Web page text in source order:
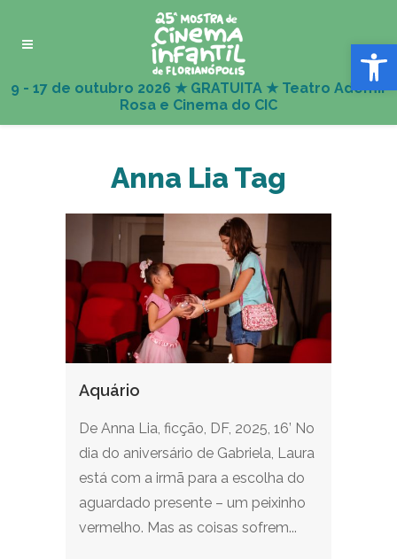
Abrir
Anna Lia Tag
Aquário
De Anna Lia, ficção, DF, 2025, 16’ No
dia do aniversário de Gabriela, Laura
está com a irmã para a escolha do
aguardado presente – um peixinho
vermelho. Mas as coisas sofrem...